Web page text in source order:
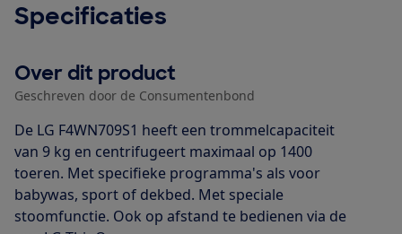
Specificaties
Over dit product
Geschreven door de Consumentenbond
De LG F4WN709S1 heeft een trommelcapaciteit
van 9 kg en centrifugeert maximaal op 1400
toeren. Met specifieke programma's als voor
babywas, sport of dekbed. Met speciale
stoomfunctie. Ook op afstand te bedienen via de